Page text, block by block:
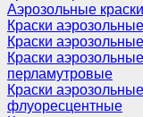
Аэрозольные
Краски
Краски
Краски
перламутровые
Краски
флуоресцентные